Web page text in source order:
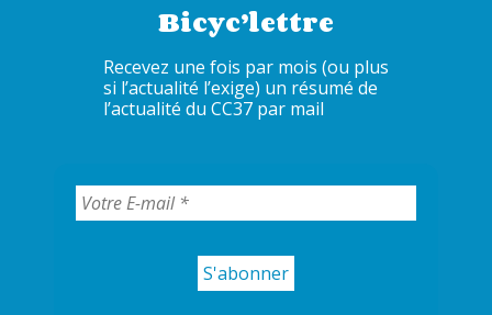
Bicyc’lettre
Recevez une fois par mois (ou plus
si l’actualité l’exige) un résumé de
l’actualité du CC37 par mail